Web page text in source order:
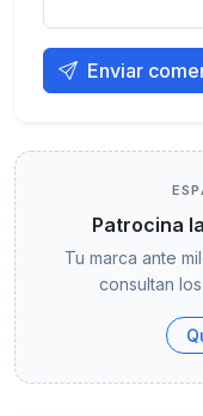
Enviar
Patrocina
Tu marca ante
consultan